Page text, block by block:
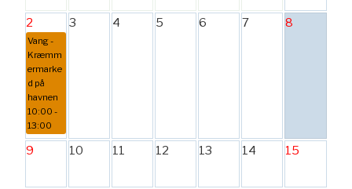
2
Vang -
Kræmm
ermarke
d på
havnen
10:00 -
13:00
3 4 5 6 7 8
9 10 11 12 13 14 15